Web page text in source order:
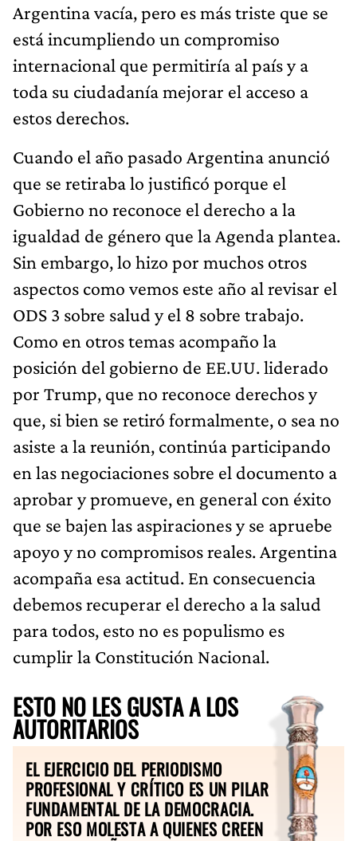
Argentina vacía, pero es más triste que se
está incumpliendo un compromiso
internacional que permitiría al país y a
toda su ciudadanía mejorar el acceso a
estos derechos.
Cuando el año pasado Argentina anunció
que se retiraba lo justificó porque el
Gobierno no reconoce el derecho a la
igualdad de género que la Agenda plantea.
Sin embargo, lo hizo por muchos otros
aspectos como vemos este año al revisar el
ODS 3 sobre salud y el 8 sobre trabajo.
Como en otros temas acompaño la
posición del gobierno de EE.UU. liderado
por Trump, que no reconoce derechos y
que, si bien se retiró formalmente, o sea no
asiste a la reunión, continúa participando
en las negociaciones sobre el documento a
aprobar y promueve, en general con éxito
que se bajen las aspiraciones y se apruebe
apoyo y no compromisos reales. Argentina
acompaña esa actitud. En consecuencia
debemos recuperar el derecho a la salud
para todos, esto no es populismo es
cumplir la Constitución Nacional.
ESTO NO LES GUSTA A LOS
AUTORITARIOS
EL EJERCICIO DEL PERIODISMO
PROFESIONAL Y CRÍTICO ES UN PILAR
FUNDAMENTAL DE LA DEMOCRACIA.
POR ESO MOLESTA A QUIENES CREEN